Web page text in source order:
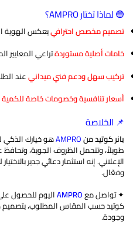
🔵 لماذا تختار AMPRO؟
تصميم مخصص احترافييعكس الهوية
خامات أصلية مستوردةتراعي المعايير
تركيب سهل ودعم فني ميدانيعند
أسعار تنافسية وخصومات خاصة للكمية
📌 الخلاصة
بانر كوتيد منAMPROهو خيارك الذكي
طويلاً، وتتحمل الظروف الجوية،
الإعلاني. إنه استثمار دعائي جدير
وفعّال.
✦ تواصل معAMPROاليوم للحصول
كوتيد حسب المقاس المطلوب،
وجودة.